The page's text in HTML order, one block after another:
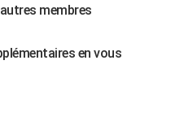
membres
en vous